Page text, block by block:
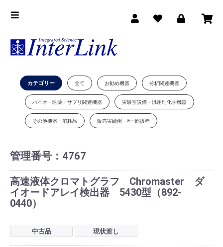
カテゴリー 全て お勧め機器 分析関連機器
バイオ・医薬・サプリ関連機器 実験室設備・汎用理化学機器
その他機器・消耗品 販売実績例 ※一部抜粋
管理番号： 4767
高速液体クロマトグラフ Chromaster ダ
イオードアレイ検出器 5430型（892-
0440）
中古品 現状渡し